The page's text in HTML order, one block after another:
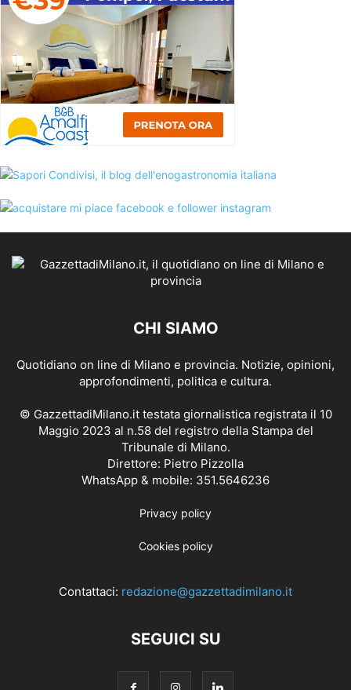
CHI SIAMO
Quotidiano on line di Milano e provincia. Notizie, opinioni,
approfondimenti, politica e cultura.
© GazzettadiMilano.it testata giornalistica registrata il 10
Maggio 2023 al n.58 del registro della Stampa del
Tribunale di Milano.
Direttore: Pietro Pizzolla
WhatsApp & mobile: 351.5646236
Privacy policy
Cookies policy
Contattaci: redazione@gazzettadimilano.it
SEGUICI SU